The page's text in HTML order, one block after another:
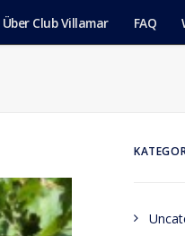
Über Club Villamar FAQ